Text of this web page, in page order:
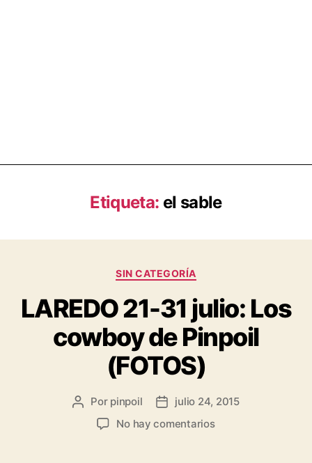
Etiqueta: el sable
SIN CATEGORÍA
LAREDO 21-31 julio: Los
cowboy de Pinpoil
(FOTOS)
Por pinpoil
julio 24, 2015
No hay comentarios